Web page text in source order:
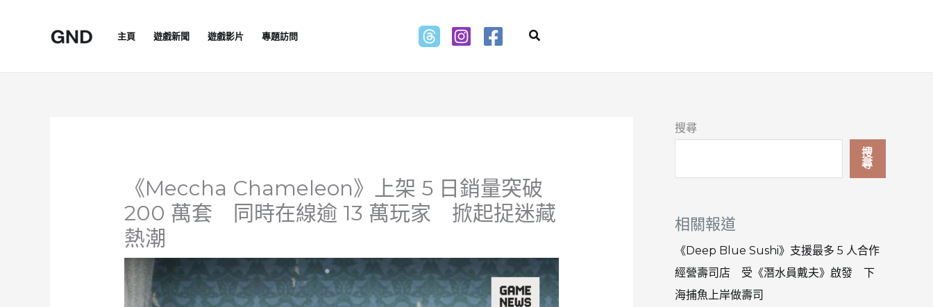
主頁 遊戲新聞 遊戲影片 專題訪問 Search
《Meccha Chameleon》上架 5 日銷量突破
200 萬套 同時在線逾 13 萬玩家 掀起捉迷藏
熱潮
搜尋
搜
尋
相關報道
《Deep Blue Sushi》支援最多 5 人合作
經營壽司店 受《潛水員戴夫》啟發 下
海捕魚上岸做壽司